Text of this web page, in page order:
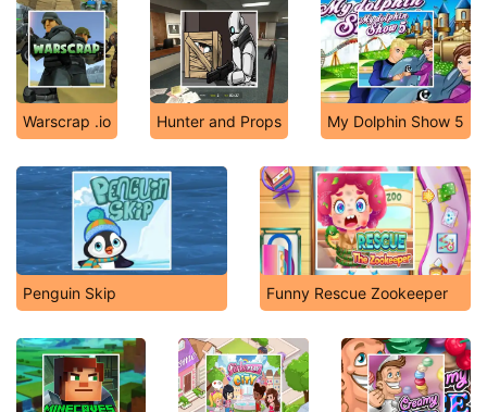
Warscrap .io Hunter and Props My Dolphin Show 5
Penguin Skip Funny Rescue Zookeeper